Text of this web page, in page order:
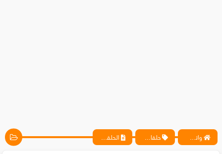
واتس آب ، فيسبوك ، أنترنت ، شروحات تقنية حصرية - المحترف حلقات متخصيصي الحماية الحلقة235: طريقة إسترجاع شكل الشات القديم على الفيسبوك